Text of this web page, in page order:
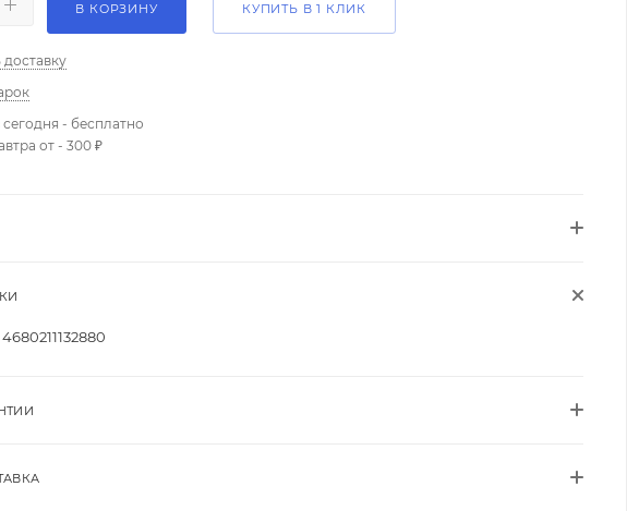
В КОРЗИНУ КУПИТЬ В 1 КЛИК
доставку
- бесплатно
от - 300 ₽
4680211132880